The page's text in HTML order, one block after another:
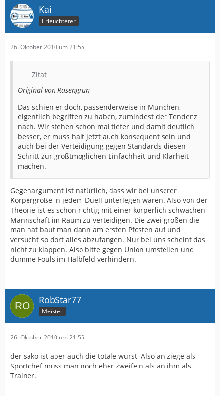
Kai
Erleuchteter
26. Oktober 2010 um 21:55
Zitat
Original von Rasengrün
Das schien er doch, passenderweise in München,
eigentlich begriffen zu haben, zumindest der Tendenz
nach. Wir stehen schon mal tiefer und damit deutlich
besser, er muss halt jetzt auch konsequent sein und
auch bei der Verteidigung gegen Standards diesen
Schritt zur größtmöglichen Einfachheit und Klarheit
machen.
Gegenargument ist natürlich, dass wir bei unserer
Körpergröße in jedem Duell unterlegen wären. Also von der
Theorie ist es schon richtig mit einer körperlich schwachen
Mannschaft im Raum zu verteidigen. Die zwei großen die
man hat baut man dann am ersten Pfosten auf und
versucht so dort alles abzufangen. Nur bei uns scheint das
nicht zu klappen. Also bitte gegen Union umstellen und
dumme Fouls im Halbfeld verhindern.
RobStar77
Meister
26. Oktober 2010 um 21:55
der sako ist aber auch die totale wurst. Also an ziege als
Sportchef muss man noch eher zweifeln als an ihm als
Trainer.